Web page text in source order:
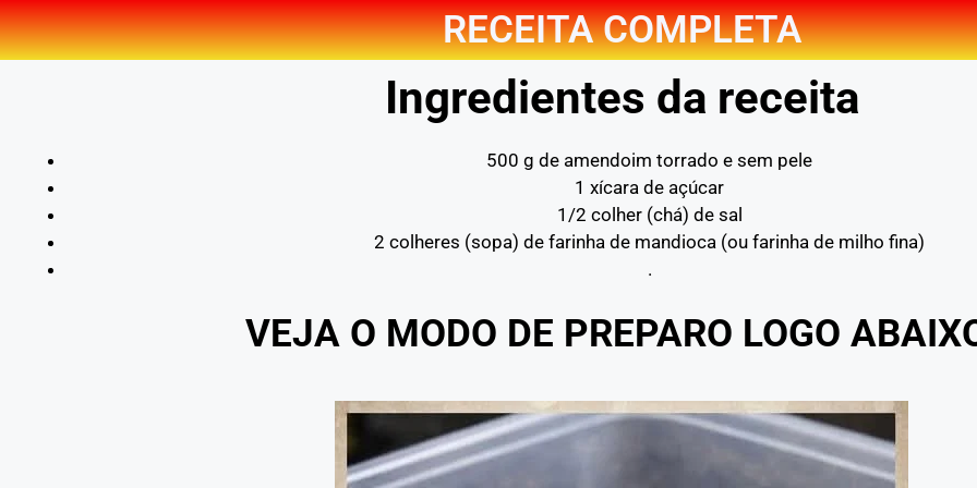
RECEITA COMPLETA
Ingredientes da receita
500 g de amendoim torrado e sem pele
1 xícara de açúcar
1/2 colher (chá) de sal
2 colheres (sopa) de farinha de mandioca (ou farinha de milho fina)
.
VEJA O MODO DE PREPARO LOGO